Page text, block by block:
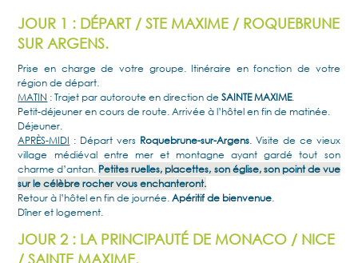
JOUR 1 : DÉPART / STE MAXIME / ROQUEBRUNE
SUR ARGENS.
Prise en charge de votre groupe. Itinéraire en fonction de votre
région de départ.
MATIN : Trajet par autoroute en direction deSAINTE MAXIME.
Petit-déjeuner en cours de route. Arrivée à l’hôtel en fin de matinée.
Déjeuner.
APRÈS-MIDI : Départ vers Roquebrune-sur-Argens. Visite de ce vieux
village médiéval entre mer et montagne ayant gardé tout son
charme d’antan. Petites ruelles, placettes, son église, son point de vue
sur le célèbre rocher vous enchanteront.
Retour à l’hôtel en fin de journée.Apéritif de bienvenue.
Dîner et logement.
JOUR 2 : LA PRINCIPAUTÉ DE MONACO / NICE
/ SAINTE MAXIME.